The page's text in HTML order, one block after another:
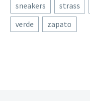
sneakers
strass
verde
zapato